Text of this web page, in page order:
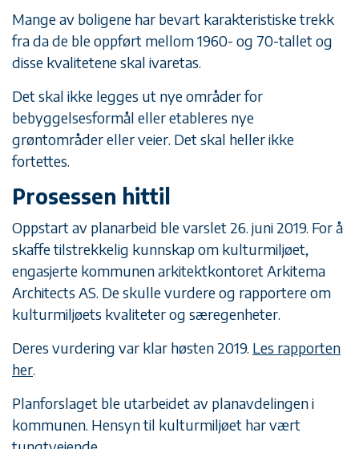
Mange av boligene har bevart karakteristiske trekk
fra da de ble oppført mellom 1960- og 70-tallet og
disse kvalitetene skal ivaretas.
Det skal ikke legges ut nye områder for
bebyggelsesformål eller etableres nye
grøntområder eller veier. Det skal heller ikke
fortettes.
Prosessen hittil
Oppstart av planarbeid ble varslet 26. juni 2019. For å
skaffe tilstrekkelig kunnskap om kulturmiljøet,
engasjerte kommunen arkitektkontoret Arkitema
Architects AS. De skulle vurdere og rapportere om
kulturmiljøets kvaliteter og særegenheter.
Deres vurdering var klar høsten 2019. Les rapporten
her.
Planforslaget ble utarbeidet av planavdelingen i
kommunen. Hensyn til kulturmiljøet har vært